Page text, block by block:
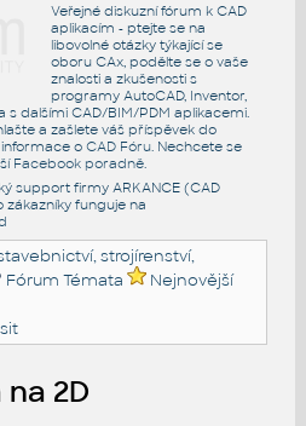
Veřejné diskuzní fórum k CAD
aplikacím - ptejte se na
libovolné otázky týkající se
oboru CAx, podělte se o vaše
znalosti a zkušenosti s
programy AutoCAD, Inventor,
s dalšími CAD/BIM/PDM aplikacemi.
a zašlete váš příspěvek do
o CAD Fóru. Nechcete se
Facebook poradně.
support firmy ARKANCE (CAD
funguje na
strojírenství,
Fórum Témata
Nejnovější
2D